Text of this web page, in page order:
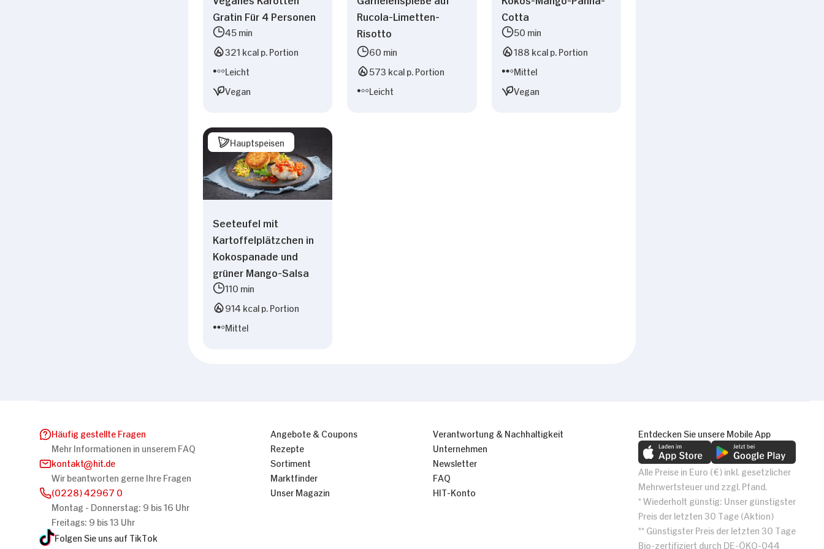
Gratin Für 4 Personen
45 min
321 kcal p. Portion
Leicht
Vegan
Rucola-Limetten-
Risotto
60 min
573 kcal p. Portion
Leicht
Cotta
50 min
188 kcal p. Portion
Mittel
Vegan
Hauptspeisen
Seeteufel mit
Kartoffelplätzchen in
Kokospanade und
grüner Mango-Salsa
110 min
914 kcal p. Portion
Mittel
Häufig gestellte Fragen
Mehr Informationen in unserem FAQ
kontakt
hit.de
Wir beantworten gerne Ihre Fragen
(0228) 42967 0
Montag - Donnerstag: 9 bis 16 Uhr
Freitags: 9 bis 13 Uhr
Folgen Sie uns auf TikTok
Angebote & Coupons
Rezepte
Sortiment
Marktfinder
Unser Magazin
Verantwortung & Nachhaltigkeit
Unternehmen
Newsletter
FAQ
HIT-Konto
Entdecken Sie unsere Mobile App
Alle Preise in Euro (€) inkl. gesetzlicher
Mehrwertsteuer und zzgl. Pfand.
* Wiederholt günstig: Unser günstigster
Preis der letzten 30 Tage (Aktion)
** Günstigster Preis der letzten 30 Tage
Bio-zertifiziert durch DE-ÖKO-044